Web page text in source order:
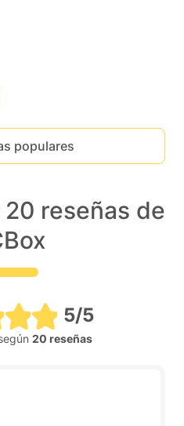
populares
reseñas de
5/5
20 reseñas